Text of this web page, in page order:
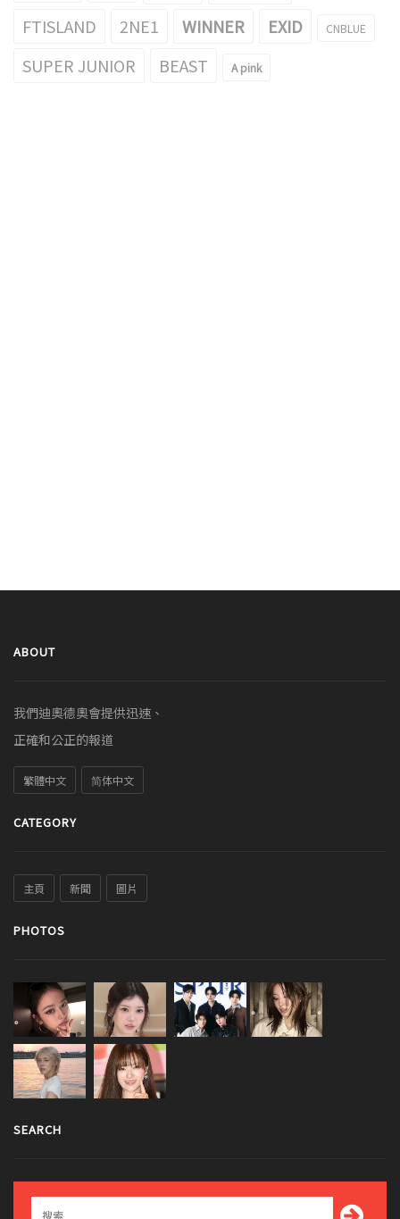
FTISLAND
2NE1 WINNER EXID CNBLUE
SUPER JUNIOR BEAST A pink
ABOUT
我們迪奧德奧會提供迅速、
正確和公正的報道
繁體中文 简体中文
CATEGORY
主頁 新聞 圖片
PHOTOS
SEARCH